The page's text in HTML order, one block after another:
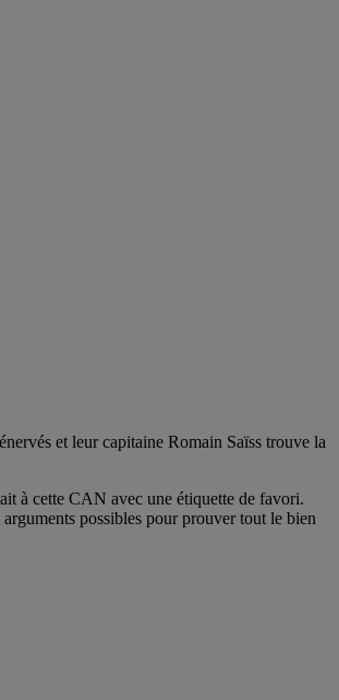
et leur capitaine Romain Saïss trouve la
à cette CAN avec une étiquette de favori.
possibles pour prouver tout le bien